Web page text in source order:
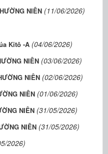
NIÊN (11/06/2026)
Kitô -A (04/06/2026)
NIÊN (03/06/2026)
NIÊN (02/06/2026)
NIÊN (01/06/2026)
NIÊN (31/05/2026)
NIÊN (31/05/2026)
2026)